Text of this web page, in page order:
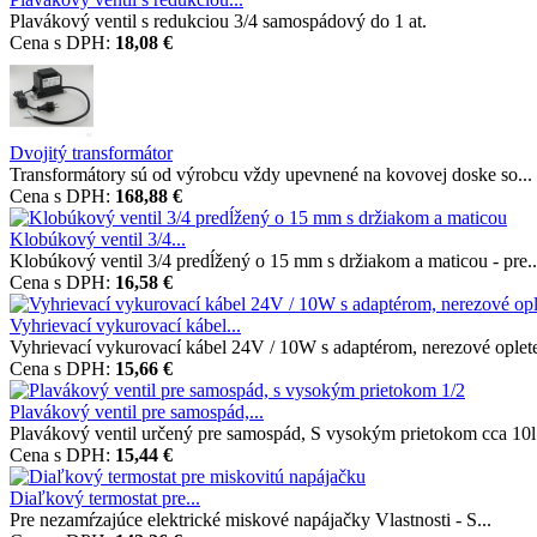
Plavákový ventil s redukciou 3/4 samospádový do 1 at.
Cena s DPH: 18,08 €
Dvojitý transformátor
Transformátory sú od výrobcu vždy upevnené na kovovej doske so...
Cena s DPH: 168,88 €
Klobúkový ventil 3/4...
Klobúkový ventil 3/4 predĺžený o 15 mm s držiakom a maticou -
Cena s DPH: 16,58 €
Vyhrievací vykurovací kábel...
Vyhrievací vykurovací kábel 24V / 10W s adaptérom, nerezové
Cena s DPH: 15,66 €
Plavákový ventil pre samospád,...
Plavákový ventil určený pre samospád, S vysokým prietokom cca
Cena s DPH: 15,44 €
Diaľkový termostat pre...
Pre nezamŕzajúce elektrické miskové napájačky Vlastnosti - S...